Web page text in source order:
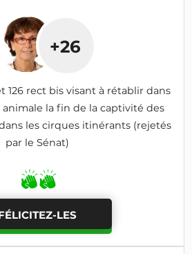
+26
126 rect bis visant à rétablir dans
la fin de la captivité des
les cirques itinérants (rejetés
par le Sénat)
LES